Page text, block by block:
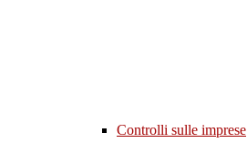
Controlli sulle imprese